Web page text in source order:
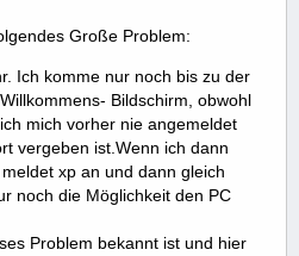
Große Problem:
Ich komme nur noch bis zu der
Bildschirm, obwohl
mich vorher nie angemeldet
vergeben ist.Wenn ich dann
xp an und dann gleich
noch die Möglichkeit den PC
Problem bekannt ist und hier